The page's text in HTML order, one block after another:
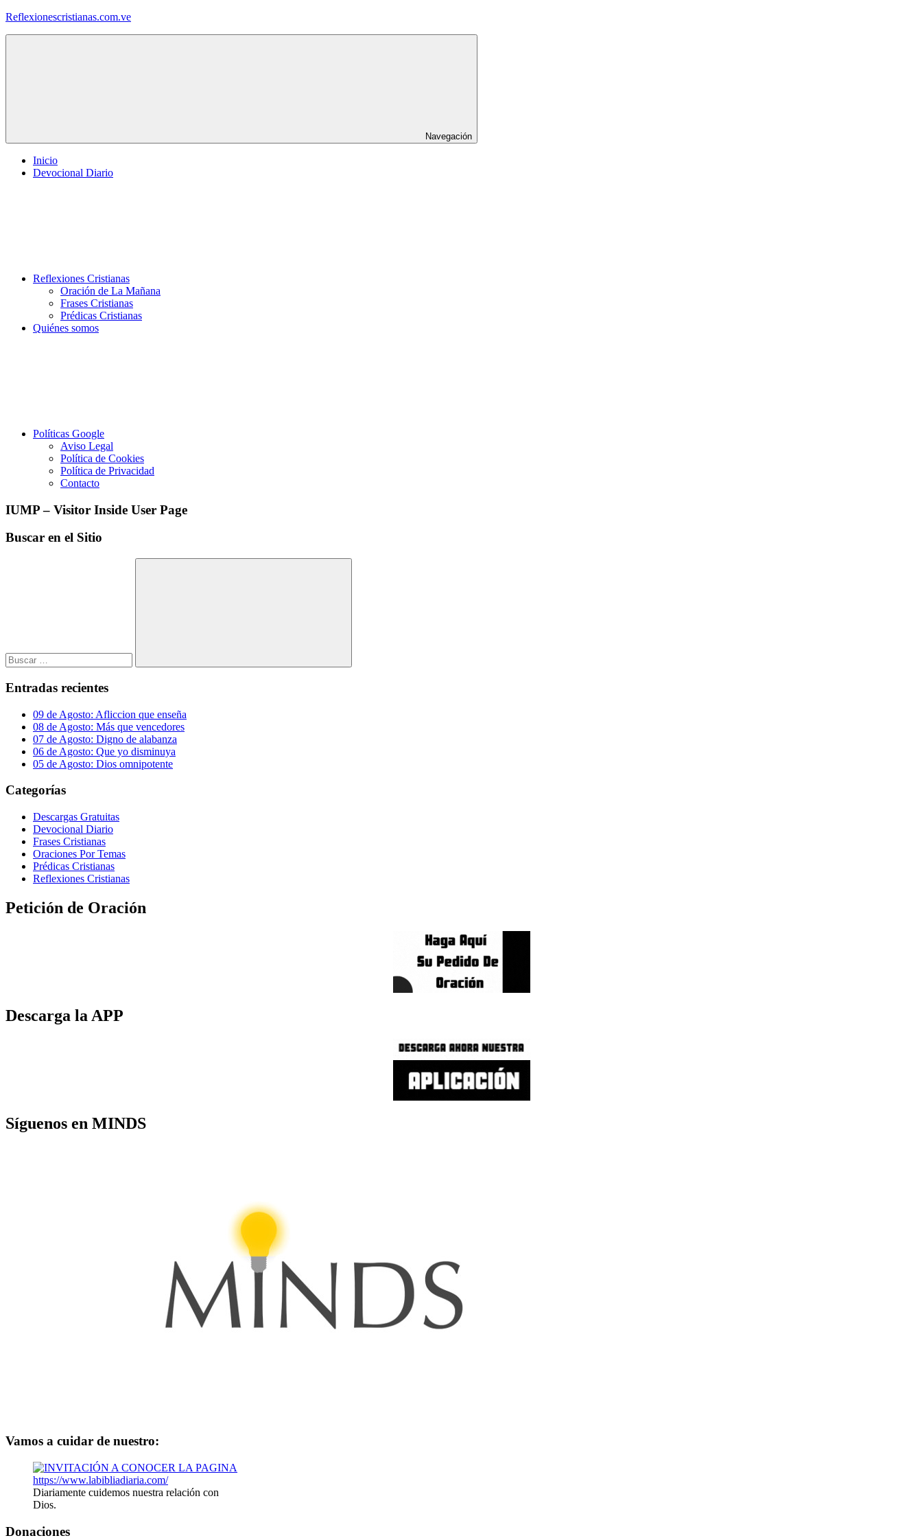
Saltar
Reflexionescristianas.com.ve
Navegación
Inicio
Devocional Diario
Reflexiones Cristianas
Oración de La Mañana
Frases Cristianas
Prédicas Cristianas
Quiénes somos
Políticas Google
Aviso Legal
Política de Cookies
Política de Privacidad
Contacto
IUMP – Visitor Inside User Page
Buscar en el Sitio
Buscar
Entradas recientes
09 de Agosto: Afliccion que enseña
08 de Agosto: Más que vencedores
07 de Agosto: Digno de alabanza
06 de Agosto: Que yo disminuya
05 de Agosto: Dios omnipotente
Categorías
Descargas Gratuitas
Devocional Diario
Frases Cristianas
Oraciones Por Temas
Prédicas Cristianas
Reflexiones Cristianas
Petición de Oración
Descarga la APP
Síguenos en MINDS
Vamos a cuidar de nuestro:
Diariamente cuidemos nuestra relación con
Dios.
Donaciones